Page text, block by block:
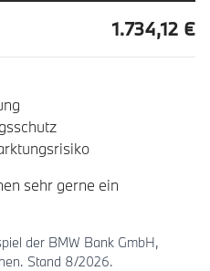
1.734,12 €
sehr gerne ein
der BMW Bank GmbH,
Stand 8/2026.